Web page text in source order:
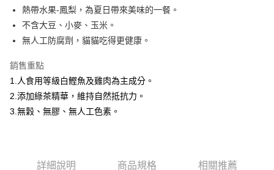
結帳頁面，進行簡訊認證並確認金額後，即可完成結帳。
２．訂單成立數日內，您將收到繳費通知簡訊。
３．收到繳費通知簡訊後14天內，點擊此簡訊中的連結，可透過四大超商／
ATM／網路銀行／等多元方式進行付款，方視為交易完成。
購買商品的店家。未經商家同意取消之訂單仍視為有效，需透過AFTEE先享
後付繳納相關費用。
※ 交易是否成功請以「AFTEE先享後付 」之結帳頁面顯示為準，若有關於
是否繳費成功／繳費後需取消欲退款等相關疑問，請聯繫「AFTEE先享後付
客戶支援中心」 https://netprotections.freshdesk.com/support/home
權轉讓予恩沛科技股份有限公司。
付款後全家取貨
每筆NT$80，滿NT$2,000(含以上)免運費
每筆NT$80，滿NT$2,000(含以上)免運費
付款後7-11取貨
每筆NT$80，滿NT$2,000(含以上)免運費
熱帶水果-鳳梨，為夏日帶來美味的一餐。
不含大豆、小麥、玉米。
無人工防腐劑，貓貓吃得更健康。
銷售重點
1.人食用等級白鰹魚及雞肉為主成分。
2.添加綠茶精華，維持自然抵抗力。
3.無穀、無膠、無人工色素。
詳細說明 商品規格 相關推薦